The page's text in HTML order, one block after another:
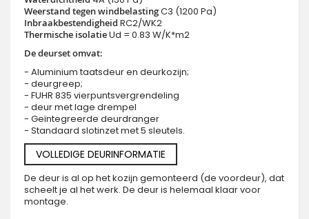
Weerstand tegen windbelastingC3 (1200 Pa)
Inbraakbestendigheid RC2/WK2
Thermische isolatieUd = 0.83 W/K*m2
De deurset omvat:
- Aluminium taatsdeur en deurkozijn;
- deurgreep;
- FUHR 835 vierpuntsvergrendeling
- deur met lage drempel
- Geïntegreerde deurdranger
- Standaard slotinzet met 5 sleutels.
VOLLEDIGE DEURINFORMATIE
De deur is al op het kozijn gemonteerd (de voordeur), dat
scheelt je al het werk. De deur is helemaal klaar voor
montage.